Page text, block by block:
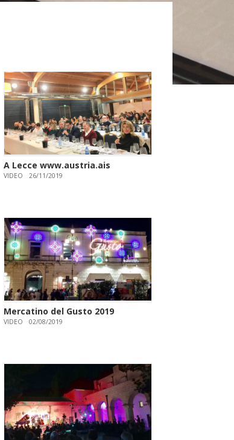
A Lecce www.austria.ais
VIDEO 26/11/2019
Mercatino del Gusto 2019
VIDEO 02/08/2019